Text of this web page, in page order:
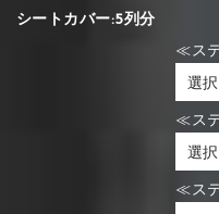
シートカバー:5列分
≪ス
≪ス
≪ス